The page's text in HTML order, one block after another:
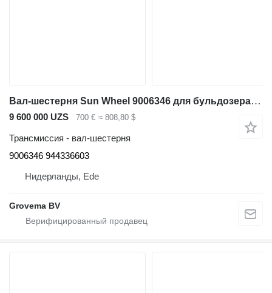
Вал-шестерня Sun Wheel 9006346 для бульдозера Liebherr PR754 / PR752 / RL52 / LU1050 C / LU1050 J / PR754 LGP / RL64
9 600 000 UZS 700 € ≈ 808,80 $
Трансмиссия - вал-шестерня
9006346 944336603
Нидерланды, Ede
Grovema BV